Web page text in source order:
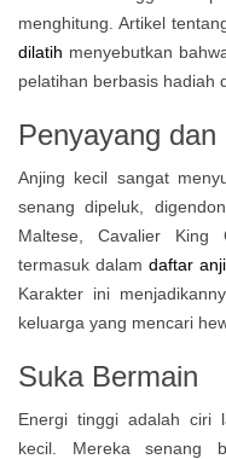
menghitung. Artikel
dilatih menyebutkan
pelatihan berbasis hadiah
Penyayang dan
Anjing kecil sangat
senang dipeluk,
Maltese, Cavalier King
termasuk dalam daftar
Karakter ini
keluarga yang mencari
Suka Bermain
Energi tinggi adalah ciri
kecil. Mereka senang